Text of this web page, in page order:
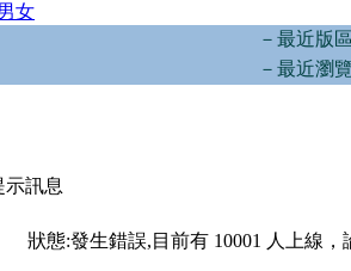
女
－最近版
－最近瀏
示訊息
狀態:發生錯誤,目前有 10001 人上線